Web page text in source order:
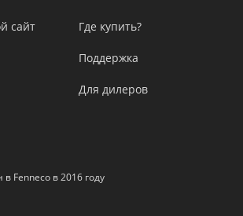
сайт Где купить?
Поддержка
Для дилеров
Fenneco в 2016 году